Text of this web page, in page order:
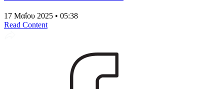
17 Μαΐου 2025 • 05:38
Read Content